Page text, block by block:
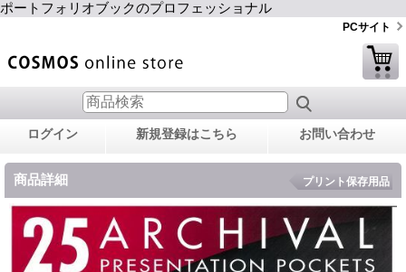
ポートフォリオブックのプロフェッショナル
PCサイト
ログイン 新規登録はこちら お問い合わせ
商品詳細 プリント保存用品